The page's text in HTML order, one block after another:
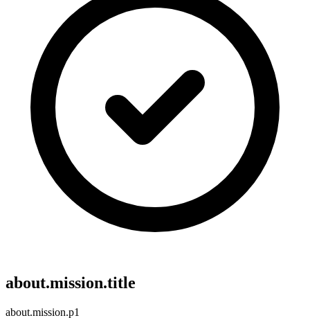
about.mission.title
about.mission.p1